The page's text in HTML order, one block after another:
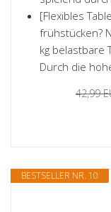
[Flexibles
frühstücken?
kg belastbare
Durch die
42,99
BESTSELLER NR. 10